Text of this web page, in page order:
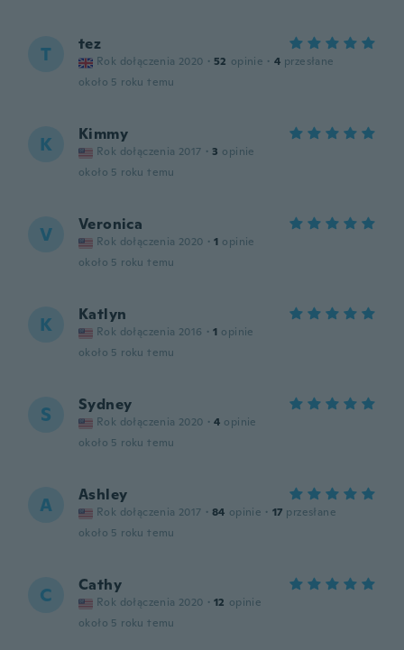
T tez
Rok dołączenia 2020 · 52 opinie · 4 przesłane
około 5 roku temu
K Kimmy
Rok dołączenia 2017 · 3 opinie
około 5 roku temu
V Veronica
Rok dołączenia 2020 · 1 opinie
około 5 roku temu
K Katlyn
Rok dołączenia 2016 · 1 opinie
około 5 roku temu
S Sydney
Rok dołączenia 2020 · 4 opinie
około 5 roku temu
A Ashley
Rok dołączenia 2017 · 84 opinie · 17 przesłane
około 5 roku temu
C Cathy
Rok dołączenia 2020 · 12 opinie
około 5 roku temu